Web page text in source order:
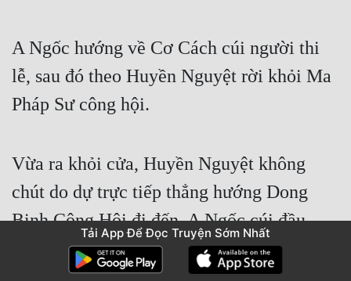
A Ngốc hướng về Cơ Cách cúi người thi
lễ, sau đó theo Huyền Nguyệt rời khỏi Ma
Pháp Sư công hội.
Vừa ra khỏi cửa, Huyền Nguyệt không
chút do dự trực tiếp thẳng hướng Dong
Binh Công Hội đi đến. A Ngốc cúi đầu,
dưới tác dụng của cái mũ trùm màu đỏ rực
trên ma pháp bào, căn bản là hắn không sợ
Tải App Để Đọc Truyện Sớm Nhất